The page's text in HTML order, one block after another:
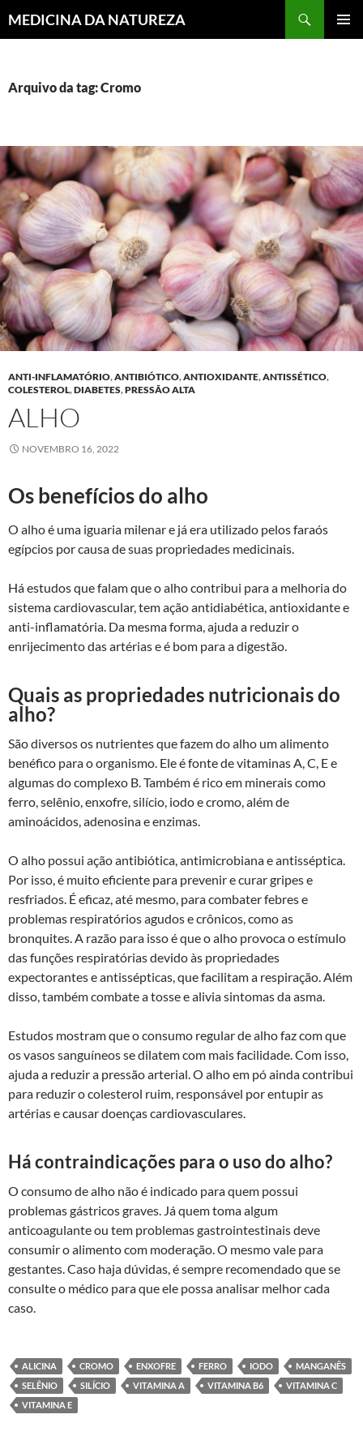
MEDICINA DA NATUREZA
CONTEÚDO
Arquivo da tag: Cromo
ANTI-INFLAMATÓRIO,ANTIBIÓTICO,ANTIOXIDANTE,ANTISSÉTICO,
COLESTEROL,DIABETES,PRESSÃO ALTA
ALHO
NOVEMBRO 16, 2022
Os benefícios do alho
O alho é uma iguaria milenar e já era utilizado pelos faraós
egípcios por causa de suas propriedades medicinais.
Há estudos que falam que o alho contribui para a melhoria do
sistema cardiovascular, tem ação antidiabética, antioxidante e
anti-inflamatória. Da mesma forma, ajuda a reduzir o
enrijecimento das artérias e é bom para a digestão.
Quais as propriedades nutricionais do
alho?
São diversos os nutrientes que fazem do alho um alimento
benéfico para o organismo. Ele é fonte de vitaminas A, C, E e
algumas do complexo B. Também é rico em minerais como
ferro, selênio, enxofre, silício, iodo e cromo, além de
aminoácidos, adenosina e enzimas.
O alho possui ação antibiótica, antimicrobiana e antisséptica.
Por isso, é muito eficiente para prevenir e curar gripes e
resfriados. É eficaz, até mesmo, para combater febres e
problemas respiratórios agudos e crônicos, como as
bronquites. A razão para isso é que o alho provoca o estímulo
das funções respiratórias devido às propriedades
expectorantes e antissépticas, que facilitam a respiração. Além
disso, também combate a tosse e alivia sintomas da asma.
Estudos mostram que o consumo regular de alho faz com que
os vasos sanguíneos se dilatem com mais facilidade. Com isso,
ajuda a reduzir a pressão arterial. O alho em pó ainda contribui
para reduzir o colesterol ruim, responsável por entupir as
artérias e causar doenças cardiovasculares.
Há contraindicações para o uso do alho?
O consumo de alho não é indicado para quem possui
problemas gástricos graves. Já quem toma algum
anticoagulante ou tem problemas gastrointestinais deve
consumir o alimento com moderação. O mesmo vale para
gestantes. Caso haja dúvidas, é sempre recomendado que se
consulte o médico para que ele possa analisar melhor cada
caso.
ALICINA CROMO ENXOFRE FERRO IODO
MANGANÊS
SELÊNIO
SILÍCIO VITAMINA A VITAMINA B6
VITAMINA C
VITAMINA E